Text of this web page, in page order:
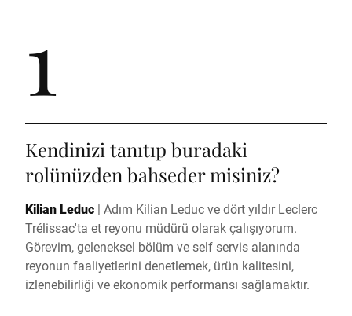
1
Kendinizi tanıtıp buradaki
rolünüzden bahseder misiniz?
Kilian Leduc | Adım Kilian Leduc ve dört yıldır Leclerc
Trélissac'ta et reyonu müdürü olarak çalışıyorum.
Görevim, geleneksel bölüm ve self servis alanında
reyonun faaliyetlerini denetlemek, ürün kalitesini,
izlenebilirliği ve ekonomik performansı sağlamaktır.